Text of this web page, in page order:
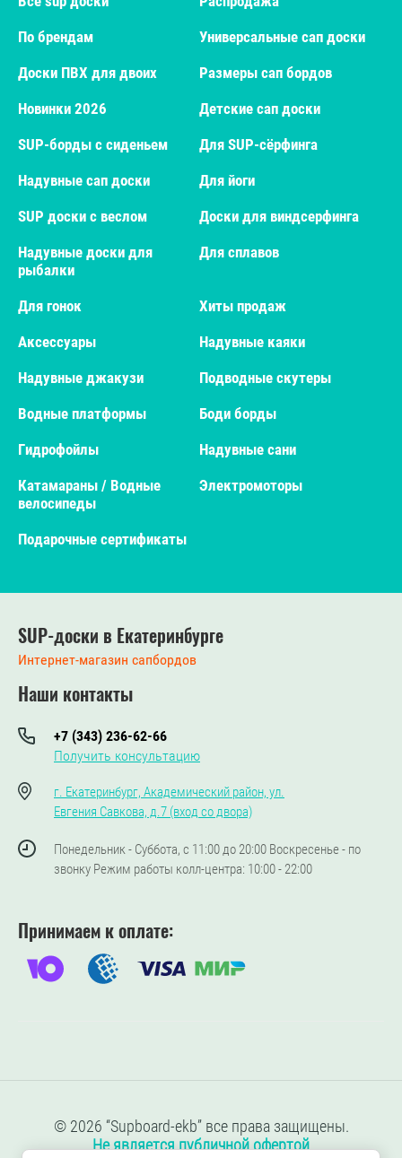
По брендам
Универсальные сап доски
Доски ПВХ для двоих
Размеры сап бордов
Новинки 2026
Детские сап доски
SUP-борды с сиденьем
Для SUP-сёрфинга
Надувные сап доски
Для йоги
SUP доски с веслом
Доски для виндсерфинга
Надувные доски для
рыбалки
Для сплавов
Для гонок
Хиты продаж
Аксессуары
Надувные каяки
Надувные джакузи
Подводные скутеры
Водные платформы
Боди борды
Гидрофойлы
Надувные сани
Катамараны / Водные
велосипеды
Электромоторы
Подарочные сертификаты
SUP-доски в Екатеринбурге
Интернет-магазин сапбордов
Наши контакты
+7 (343) 236-62-66
Получить консультацию
г. Екатеринбург, Академический район, ул.
Евгения Савкова, д.7 (вход со двора)
Понедельник - Суббота, с 11:00 до 20:00 Воскресенье - по
звонку Режим работы колл-центра: 10:00 - 22:00
Принимаем к оплате:
© 2026 “Supboard-ekb” все права защищены.
Не является публичной офертой